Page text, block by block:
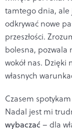
tamtego dnia, ale
odkrywać nowe
przeszłości.
bolesna, pozwala
wokół nas.
własnych
Czasem
Nadal jest mi
wybaczać – dla